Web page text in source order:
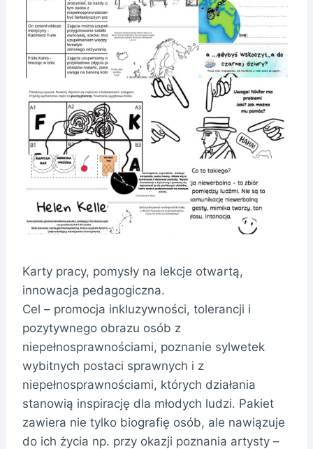
Karty pracy, pomysły na lekcje otwartą,
innowacja pedagogiczna.
Cel – promocja inkluzywności, tolerancji i
pozytywnego obrazu osób z
niepełnosprawnościami, poznanie sylwetek
wybitnych postaci sprawnych i z
niepełnosprawnościami, których działania
stanowią inspirację dla młodych ludzi. Pakiet
zawiera nie tylko biografię osób, ale nawiązuje
do ich życia np. przy okazji poznania artysty –